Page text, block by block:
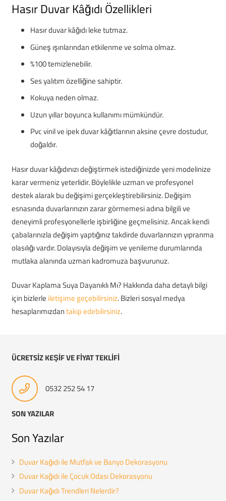
Hasır Duvar Kâğıdı Özellikleri
Hasır duvar kâğıdı leke tutmaz.
Güneş ışınlarından etkilenme ve solma olmaz.
%100 temizlenebilir.
Ses yalıtım özelliğine sahiptir.
Kokuya neden olmaz.
Uzun yıllar boyunca kullanımı mümkündür.
Pvc vinil ve ipek duvar kâğıtlarının aksine çevre dostudur,
doğaldır.
Hasır duvar kâğıdınızı değiştirmek istediğinizde yeni modelinize
karar vermeniz yeterlidir. Böylelikle uzman ve profesyonel
destek alarak bu değişimi gerçekleştirebilirsiniz. Değişim
esnasında duvarlarınızın zarar görmemesi adına bilgili ve
deneyimli profesyonellerle işbirliğine geçmelisiniz. Ancak kendi
çabalarınızla değişim yaptığınız takdirde duvarlarınızın yıpranma
olasılığı vardır. Dolayısıyla değişim ve yenileme durumlarında
mutlaka alanında uzman kadromuza başvurunuz.
Duvar Kaplama Suya Dayanıklı Mı? Hakkında daha detaylı bilgi
için bizlerle iletişime geçebilirsiniz. Bizleri sosyal medya
hesaplarımızdantakip edebilirsiniz.
ÜCRETSİZ KEŞİF VE FİYAT TEKLİFİ
0532 252 54 17
SON YAZILAR
Son Yazılar
Duvar Kağıdı ile Mutfak ve Banyo Dekorasyonu
Duvar Kağıdı ile Çocuk Odası Dekorasyonu
Duvar Kağıdı Trendleri Nelerdir?